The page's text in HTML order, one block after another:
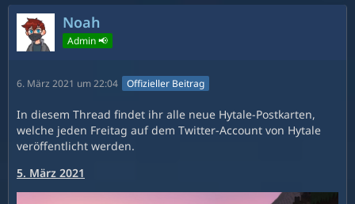
Noah
Admin 📢
6. März 2021 um 22:04 Offizieller Beitrag
In diesem Thread findet ihr alle neue Hytale-Postkarten,
welche jeden Freitag auf dem Twitter-Account von Hytale
veröffentlicht werden.
5. März 2021